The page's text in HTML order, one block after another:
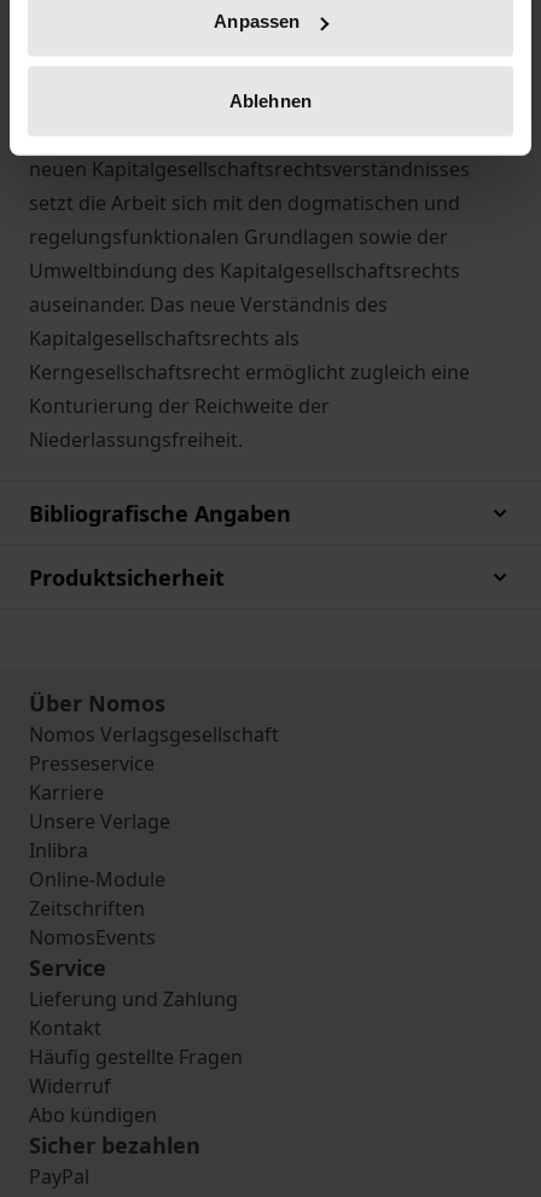
Anpassen
Ablehnen
European Law Institute vor dem Hintergrund ihrer
US-amerikanischen Vorbilder, Model Business
Corporation Act und American Law Institute, einer
kritischen Prüfung unterzogen. Zur Entwicklung des
neuen Kapitalgesellschaftsrechtsverständnisses
setzt die Arbeit sich mit den dogmatischen und
regelungsfunktionalen Grundlagen sowie der
Umweltbindung des Kapitalgesellschaftsrechts
auseinander. Das neue Verständnis des
Kapitalgesellschaftsrechts als
Kerngesellschaftsrecht ermöglicht zugleich eine
Konturierung der Reichweite der
Niederlassungsfreiheit.
Bibliografische Angaben
Produktsicherheit
Über Nomos
Nomos Verlagsgesellschaft
Presseservice
Karriere
Unsere Verlage
Inlibra
Online-Module
Zeitschriften
NomosEvents
Service
Lieferung und Zahlung
Kontakt
Häufig gestellte Fragen
Widerruf
Abo kündigen
Sicher bezahlen
PayPal